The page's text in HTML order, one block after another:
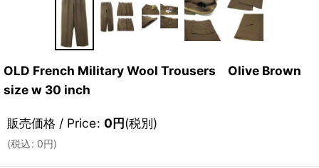
OLD French Military Wool Trousers Olive Brown
size w 30 inch
販売価格 / Price: 0円(税別)
(税込: 0円)